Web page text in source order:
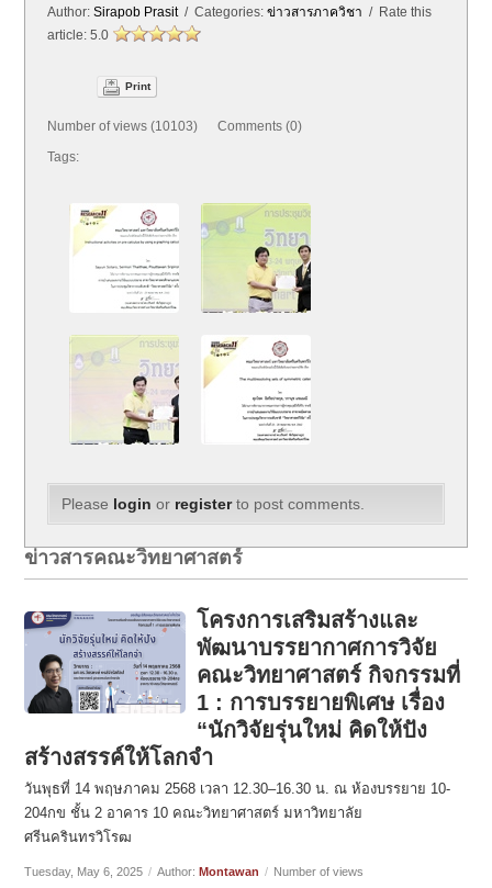
Author:Sirapob Prasit/ Categories:ข่าวสารภาควิชา / Rate this
article:5.0
Print
Number of views (10103) Comments (0)
Tags:
Please login or registerto post comments.
ข่าวสารคณะวิทยาศาสตร์
โครงการเสริมสร้างและ
พัฒนาบรรยากาศการวิจัย
คณะวิทยาศาสตร์ กิจกรรมที่
1 : การบรรยายพิเศษ เรื่อง
“นักวิจัยรุ่นใหม่ คิดให้ปัง
สร้างสรรค์ให้โลกจำ
วันพุธที่ 14 พฤษภาคม 2568 เวลา 12.30–16.30 น. ณ ห้องบรรยาย 10-
204กข ชั้น 2 อาคาร 10 คณะวิทยาศาสตร์ มหาวิทยาลัย
ศรีนครินทรวิโรฒ
Tuesday, May 6, 2025 / Author:Montawan / Number of views